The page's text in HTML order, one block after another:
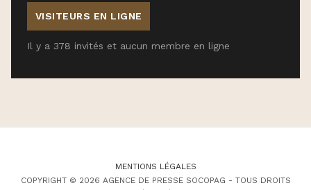
VISITEURS EN LIGNE
Il y a 378 invités et aucun membre en ligne
MENTIONS LÉGALES
COPYRIGHT © 2026 AGENCE DE PRESSE SOCOPAG - TOUS DROITS